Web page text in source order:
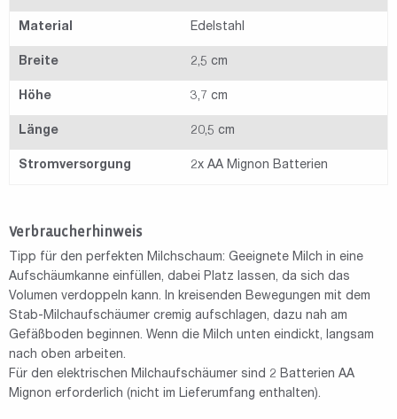
Material Edelstahl
Breite 2,5 cm
Höhe 3,7 cm
Länge 20,5 cm
Stromversorgung 2x AA Mignon Batterien
Verbraucherhinweis
Tipp für den perfekten Milchschaum: Geeignete Milch in eine
Aufschäumkanne einfüllen, dabei Platz lassen, da sich das
Volumen verdoppeln kann. In kreisenden Bewegungen mit dem
Stab-Milchaufschäumer cremig aufschlagen, dazu nah am
Gefäßboden beginnen. Wenn die Milch unten eindickt, langsam
nach oben arbeiten.
Für den elektrischen Milchaufschäumer sind 2 Batterien AA
Mignon erforderlich (nicht im Lieferumfang enthalten).